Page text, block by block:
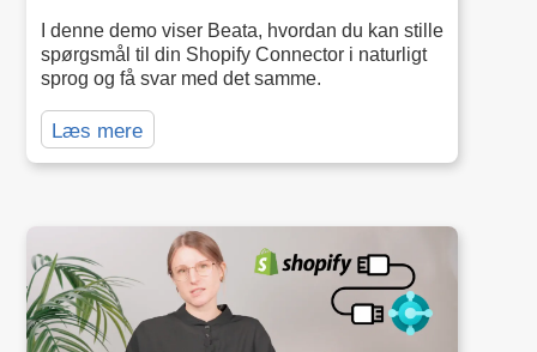
I denne demo viser Beata, hvordan du kan stille
spørgsmål til din Shopify Connector i naturligt
sprog og få svar med det samme.
Læs mere